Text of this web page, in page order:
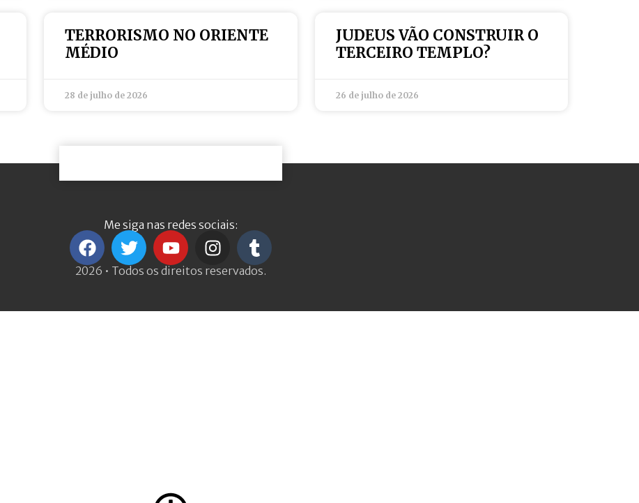
TERRORISMO NO ORIENTE
MÉDIO
28 de julho de 2026
JUDEUS VÃO CONSTRUIR O
TERCEIRO TEMPLO?
26 de julho de 2026
Me siga nas redes sociais:
2026 • Todos os direitos reservados.